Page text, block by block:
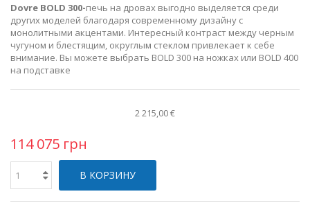
Dovre BOLD 300-печь на дровах выгодно выделяется среди
других моделей благодаря современному дизайну с
монолитными акцентами. Интересный контраст между черным
чугуном и блестящим, округлым стеклом привлекает к себе
внимание. Вы можете выбрать BOLD 300 на ножках или BOLD 400
на подставке
2 215,00 €
114 075 грн
В КОРЗИНУ